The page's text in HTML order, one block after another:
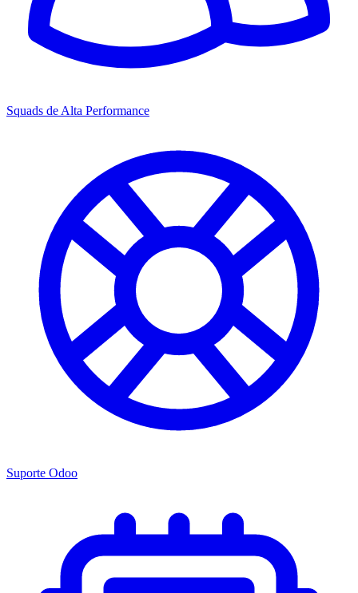
Squads de Alta Performance
Suporte Odoo